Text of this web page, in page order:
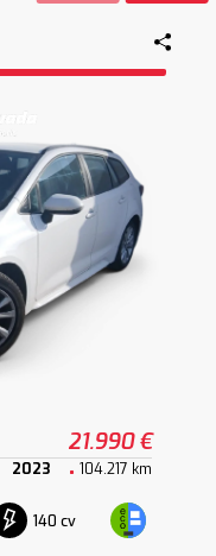
21.990 €
2023 104.217 km
140 cv